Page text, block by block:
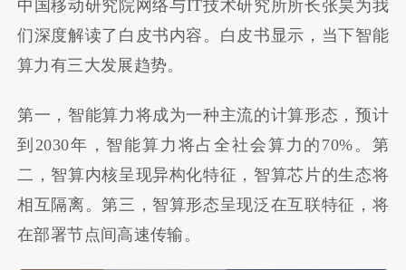
中国移动研究院网络与IT技术研究所所长张昊为我
们深度解读了白皮书内容。白皮书显示，当下智能
算力有三大发展趋势。
第一，智能算力将成为一种主流的计算形态，预计
到2030年，智能算力将占全社会算力的70%。第
二，智算内核呈现异构化特征，智算芯片的生态将
相互隔离。第三，智算形态呈现泛在互联特征，将
在部署节点间高速传输。